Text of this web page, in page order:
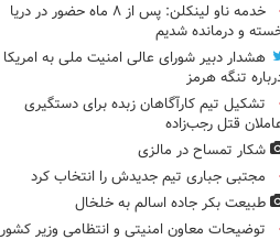
خدمه ناو لینکلن: پس از ۸ ماه حضور در دریا
و درمانده‌ شدیم
هشدار دبیر شورای عالی امنیت ملی به امریکا
تنگه هرمز
تشکیل تیم کارآگاهان زبده برای دستگیری
قتل رجب‌زاده
شکار تمساح در مالزی
مجتبی جباری تیم جدیدش را انتخاب کرد
طبیعت بکر جاده اسالم به خلخال
توضیحات معاون امنیتی و انتظامی وزیر کشور